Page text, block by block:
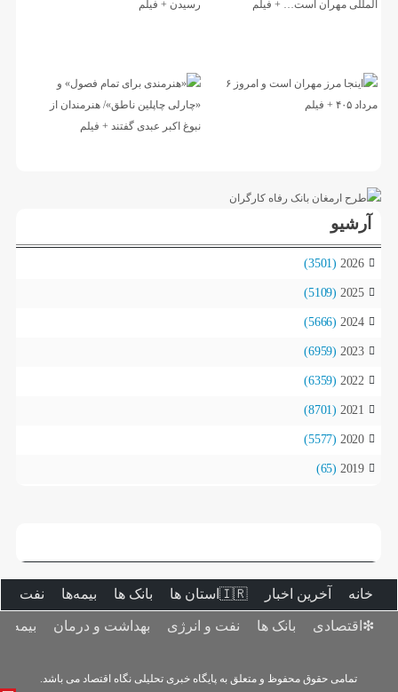
آرشیو
2026
(3501)
2025
(5109)
2024
(5666)
2023
(6959)
2022
(6359)
2021
(8701)
2020
(5577)
2019
(65)
خانه آخرین اخبار 🇮🇷استان ‌ها بانک ها بیمه‌ها نفت و
❇اقتصادی بانک ها نفت و انرژی بهداشت و درمان بیمه‌ها
تمامی حقوق محفوظ و متعلق به پایگاه خبری تحلیلی نگاه اقتصاد می باشد.